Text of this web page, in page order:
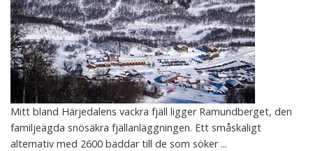
Mitt bland Härjedalens vackra fjäll ligger Ramundberget, den
familjeägda snösäkra fjällanläggningen. Ett småskaligt
alternativ med 2600 bäddar till de som söker ...